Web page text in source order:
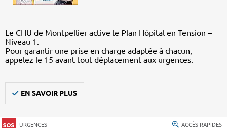
Le CHU de Montpellier active le Plan Hôpital en Tension –
Niveau 1.
Pour garantir une prise en charge adaptée à chacun,
appelez le 15 avant tout déplacement aux urgences.
EN SAVOIR PLUS
URGENCES ACCÈS RAPIDES